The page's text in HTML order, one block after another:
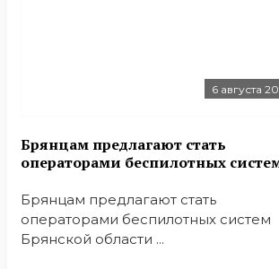
6 августа
Брянцам предлагают стать
оперaторами бeспилотных
Брянцам предлагают стать
оперaторами бeспилотных
Брянской области ...